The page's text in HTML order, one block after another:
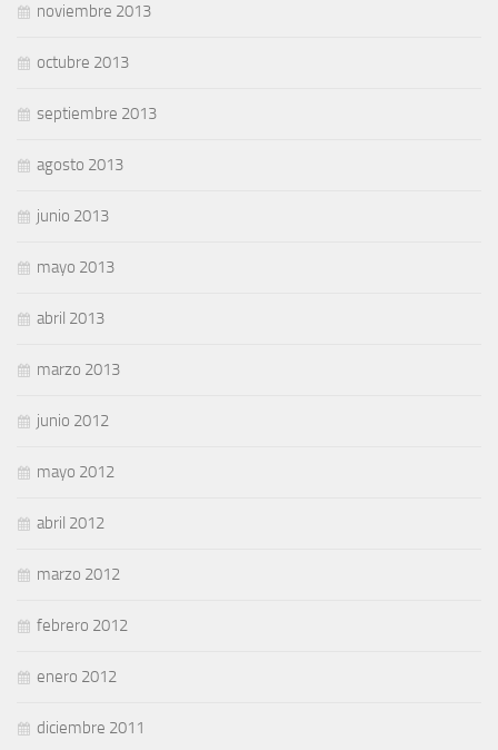
noviembre 2013
octubre 2013
septiembre 2013
agosto 2013
junio 2013
mayo 2013
abril 2013
marzo 2013
junio 2012
mayo 2012
abril 2012
marzo 2012
febrero 2012
enero 2012
diciembre 2011